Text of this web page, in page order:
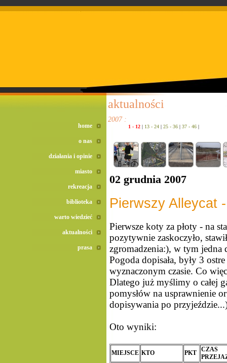
aktualności
2007 :
1 - 12 | 13 - 24 | 25 - 36 | 37 - 46 |
02 grudnia 2007
Pierwszy Alleycat
Pierwsze koty za płoty - na
pozytywnie zaskoczyło,
zgromadzenia:), w tym jedna
Pogoda dopisała, były 3
wyznaczonym czasie. Co
Dlatego już myślimy o całej
pomysłów na usprawnienie
dopisywania po
Oto wyniki:
MIEJSCE KTO PKT
CZAS
home
o nas
działania i opinie
miasto
rekreacja
biblioteka
warto wiedzieć
aktualności
prasa